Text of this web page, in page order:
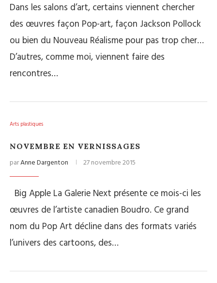
Dans les salons d’art, certains viennent chercher
des œuvres façon Pop-art, façon Jackson Pollock
ou bien du Nouveau Réalisme pour pas trop cher…
D’autres, comme moi, viennent faire des
rencontres…
Arts plastiques
NOVEMBRE EN VERNISSAGES
parAnne Dargenton 27 novembre 2015
Big Apple La Galerie Next présente ce mois-ci les
œuvres de l’artiste canadien Boudro. Ce grand
nom du Pop Art décline dans des formats variés
l’univers des cartoons, des…